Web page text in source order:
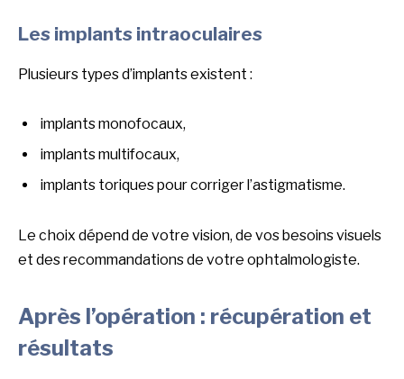
Les implants intraoculaires
Plusieurs types d’implants existent :
implants monofocaux,
implants multifocaux,
implants toriques pour corriger l’astigmatisme.
Le choix dépend de votre vision, de vos besoins visuels
et des recommandations de votre ophtalmologiste.
Après l’opération : récupération et
résultats